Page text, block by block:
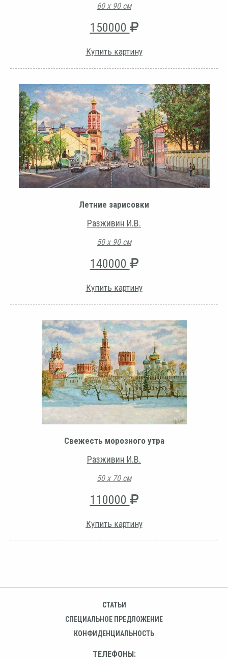
60 х 90 см
150000
Купить картину
Летние зарисовки
Разживин И.В.
50 х 90 см
140000
Купить картину
Свежесть морозного утра
Разживин И.В.
50 х 70 см
110000
Купить картину
СТАТЬИ
СПЕЦИАЛЬНОЕ ПРЕДЛОЖЕНИЕ
КОНФИДЕНЦИАЛЬНОСТЬ
ТЕЛЕФОНЫ: